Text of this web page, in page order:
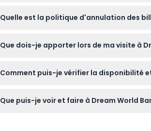
parc propose des attractions adaptées à
Quelle est la politique d'annulation des
Que dois-je apporter lors de ma visite à
vêtements chauds car c'est un
Comment puis-je vérifier la disponibilité
Que puis-je voir et faire à Dream World